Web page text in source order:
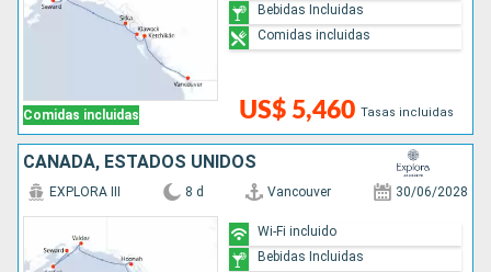
Comidas incluidas US$ 5,460 Tasas incluidas
Bebidas Incluidas
Comidas incluidas
CANADÁ, ESTADOS UNIDOS
EXPLORA III 8 d Vancouver 30/06/2028
Wi-Fi incluido
Bebidas Incluidas